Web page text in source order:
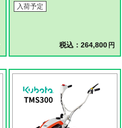
入荷予定
税込：264,800 円